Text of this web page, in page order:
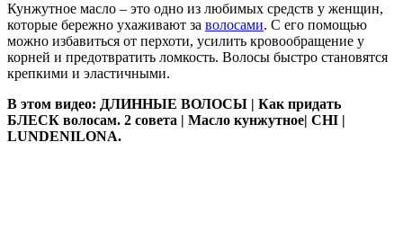
Кунжутное масло – это одно из любимых средств у женщин,
которые бережно ухаживают за волосами. С его помощью
можно избавиться от перхоти, усилить кровообращение у
корней и предотвратить ломкость. Волосы быстро становятся
крепкими и эластичными.
В этом видео: ДЛИННЫЕ ВОЛОСЫ | Как придать
БЛЕСК волосам. 2 совета | Масло кунжутное| CHI |
LUNDENILONA.